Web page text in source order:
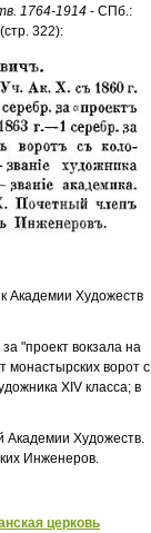
1764-1914- СПб.:
322):
Академии Художеств
"проект вокзала на
монастырских ворот с
XIV класса; в
Академии Художеств.
Инженеров.
церковь